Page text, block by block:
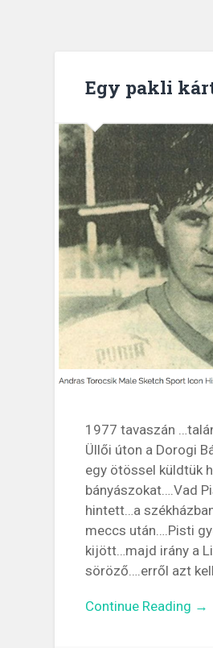
Egy pakli
1977 tavaszán
Üllői úton a Dorogi
egy ötössel küldtük
bányászokat….Vad
hintett…a
meccs után….Pisti
kijött…majd irány a
söröző….erről azt kell
Continue Reading →